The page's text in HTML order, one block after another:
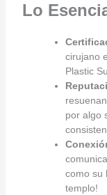
Lo
cirujano
Plastic
por algo
como su
templo!